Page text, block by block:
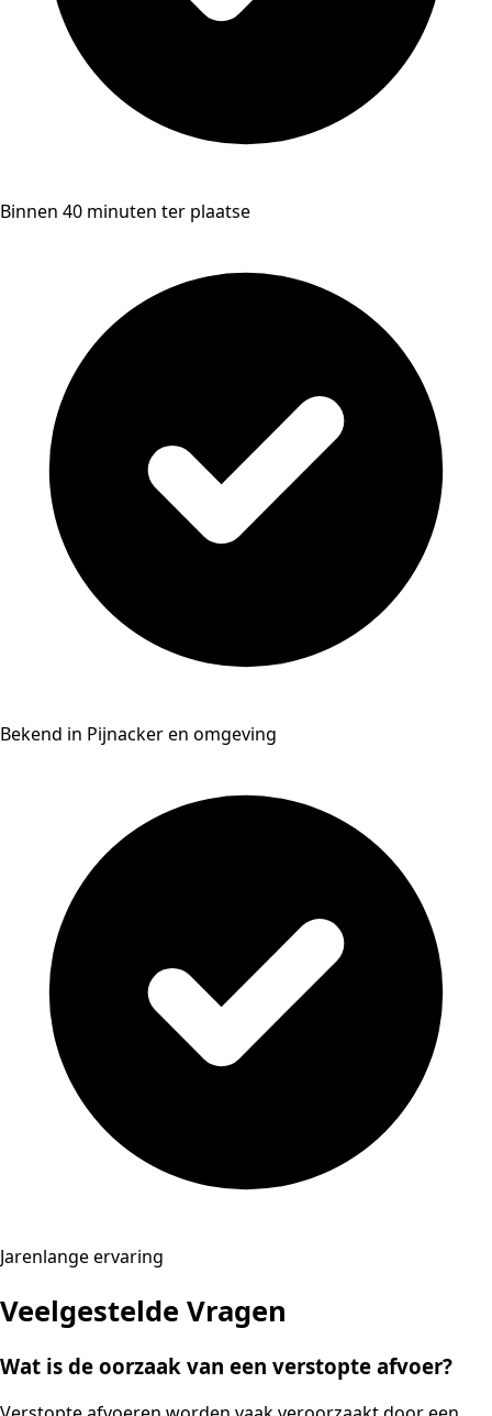
Binnen 40 minuten ter plaatse
Bekend in Pijnacker en omgeving
Jarenlange ervaring
Veelgestelde Vragen
Wat is de oorzaak van een verstopte afvoer?